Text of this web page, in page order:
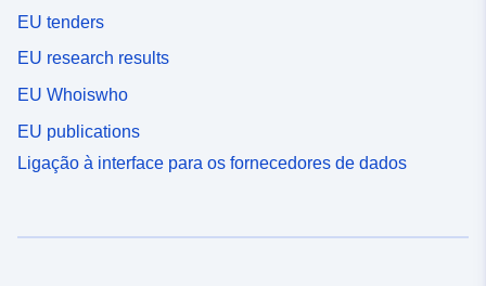
EU tenders
EU research results
EU Whoiswho
EU publications
Ligação à interface para os fornecedores de dados